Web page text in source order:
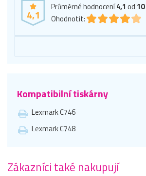
4,1
Průměrné hodnocení4,1 od 10
Ohodnotit:
Kompatibilní tiskárny
Lexmark C746
Lexmark C748
Zákazníci také nakupují